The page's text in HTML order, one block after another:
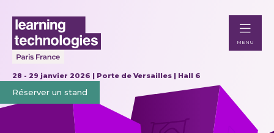
28 - 29 janvier 2026 | Porte de Versailles | Hall 6
Réserver un stand
MENU